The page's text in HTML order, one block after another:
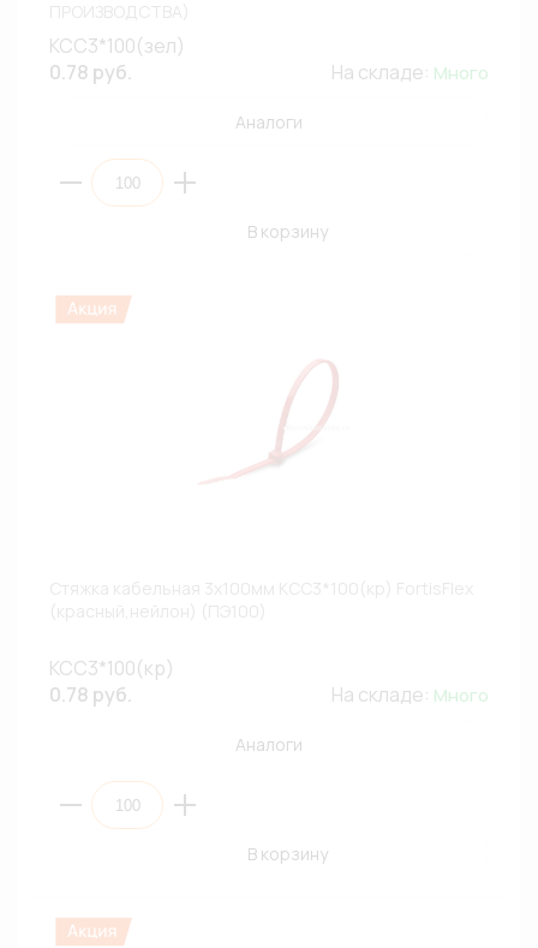
КСС3*100(зел)
0.78 руб.
На складе: Много
Аналоги
В корзину
КСС3*100(кр)
0.78 руб.
На складе: Много
Аналоги
В корзину